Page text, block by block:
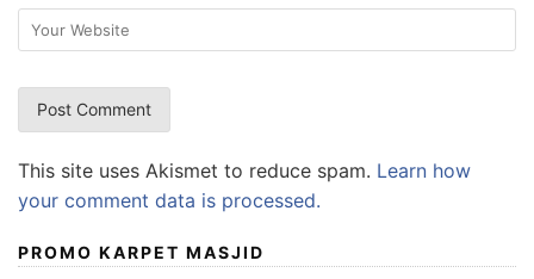
This site uses Akismet to reduce spam. Learn how
your comment data is processed.
PROMO KARPET MASJID